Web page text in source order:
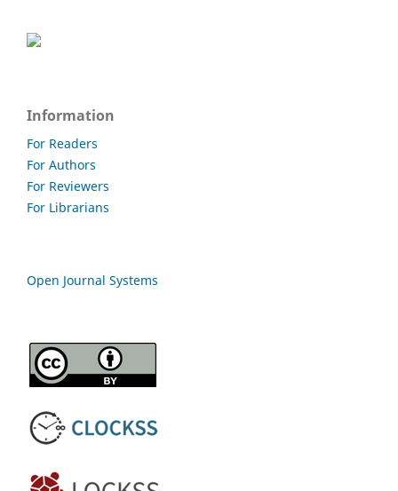
Information
For Readers
For Authors
For Reviewers
For Librarians
Open Journal Systems